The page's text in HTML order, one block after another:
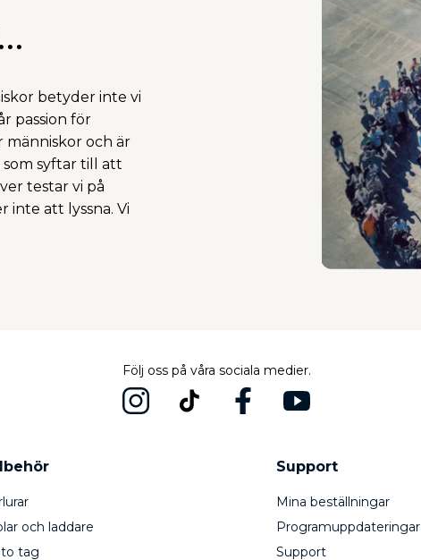
betyder inte vi
passion för
människor och är
syftar till att
testar vi på
inte att lyssna. Vi
Följ oss på våra sociala medier.
och laddare
tag
Support
Mina beställningar
Programuppdateringar
Support